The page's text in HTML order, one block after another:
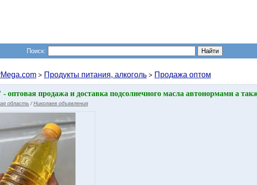
Поиск:
> Продукты питания, алкоголь > Продажа оптом
продажа и доставка подсолнечного масла автонормами а
область /Николаев объявления